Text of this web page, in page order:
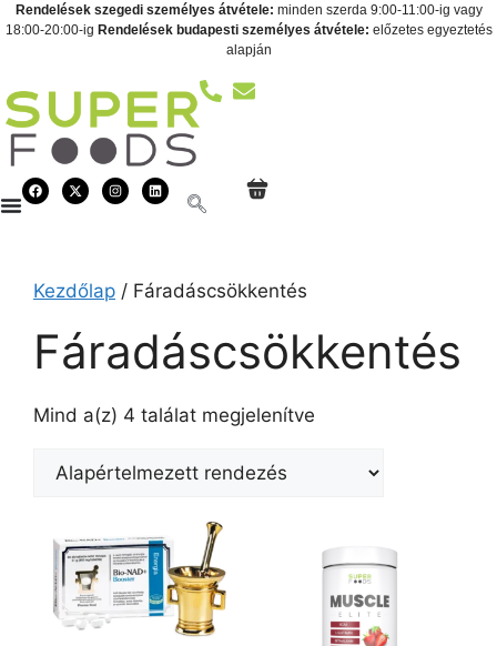
Rendelések szegedi személyes átvétele: minden szerda 9:00-11:00-ig vagy
18:00-20:00-ig Rendelések budapesti személyes átvétele: előzetes egyeztetés
alapján
Kezdőlap / Fáradáscsökkentés
Fáradáscsökkentés
Mind a(z) 4 találat megjelenítve